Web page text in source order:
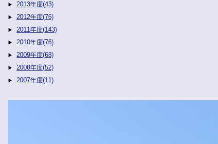
2013年度(43)
2012年度(76)
2011年度(143)
2010年度(76)
2009年度(68)
2008年度(52)
2007年度(11)